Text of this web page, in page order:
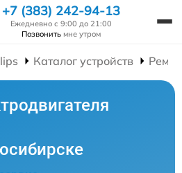
+7 (383) 242-94-13
Ежедневно с 9:00 до 21:00
Позвонить мне утром
Каталог устройств